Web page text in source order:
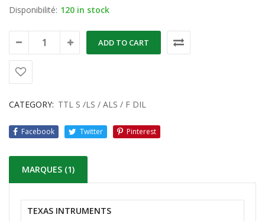
Disponibilité: 120 in stock
ADD TO CART
CATEGORY: TTL S /LS / ALS / F DIL
Facebook Twitter Pinterest
MARQUES (1)
TEXAS INTRUMENTS